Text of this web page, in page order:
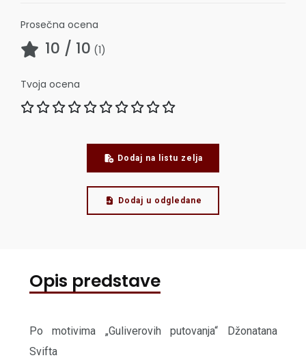
Prosečna ocena
10 / 10 (1)
Tvoja ocena
Dodaj na listu zelja
Dodaj u odgledane
Opis predstave
Po motivima „Guliverovih putovanja“ Džonatana
Svifta